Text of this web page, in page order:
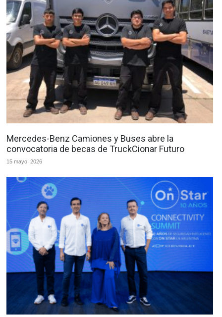
Mercedes-Benz Camiones y Buses abre la
convocatoria de becas de TruckCionar Futuro
15 mayo, 2026